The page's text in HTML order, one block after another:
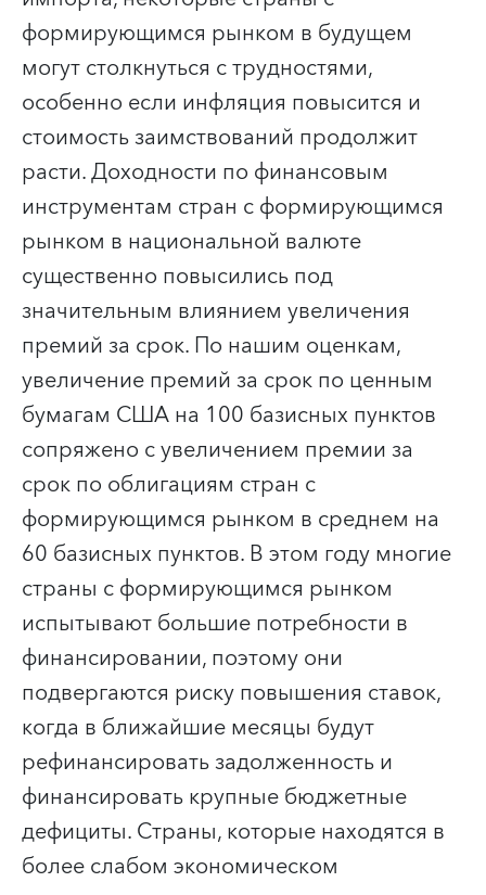
формирующимся рынком в будущем
могут столкнуться с трудностями,
особенно если инфляция повысится и
стоимость заимствований продолжит
расти. Доходности по финансовым
инструментам стран с формирующимся
рынком в национальной валюте
существенно повысились под
значительным влиянием увеличения
премий за срок. По нашим оценкам,
увеличение премий за срок по ценным
бумагам США на 100 базисных пунктов
сопряжено с увеличением премии за
срок по облигациям стран с
формирующимся рынком в среднем на
60 базисных пунктов. В этом году многие
страны с формирующимся рынком
испытывают большие потребности в
финансировании, поэтому они
подвергаются риску повышения ставок,
когда в ближайшие месяцы будут
рефинансировать задолженность и
финансировать крупные бюджетные
дефициты. Страны, которые находятся в
более слабом экономическом